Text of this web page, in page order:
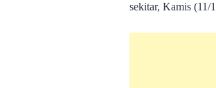
sekitar, Kamis (11/